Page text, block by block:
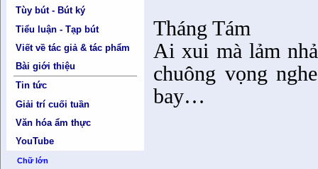
Tùy bút - Bút ký
Tiểu luận - Tạp bút
Viết về tác giả & tác phẩm
Bài giới thiệu
Tin tức
Giải trí cuối tuần
Văn hóa ẩm thực
YouTube
Chữ lớn
Tháng Tám
Ai xui mà lảm
chuông vọng
bay…